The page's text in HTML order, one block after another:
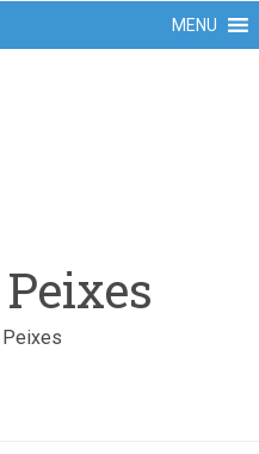
MENU
Peixes